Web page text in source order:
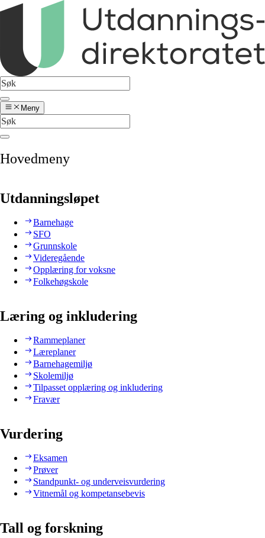
Meny
Hovedmeny
Utdanningsløpet
Barnehage
SFO
Grunnskole
Videregående
Opplæring for voksne
Folkehøgskole
Læring og inkludering
Rammeplaner
Læreplaner
Barnehagemiljø
Skolemiljø
Tilpasset opplæring og inkludering
Fravær
Vurdering
Eksamen
Prøver
Standpunkt- og underveisvurdering
Vitnemål og kompetansebevis
Tall og forskning